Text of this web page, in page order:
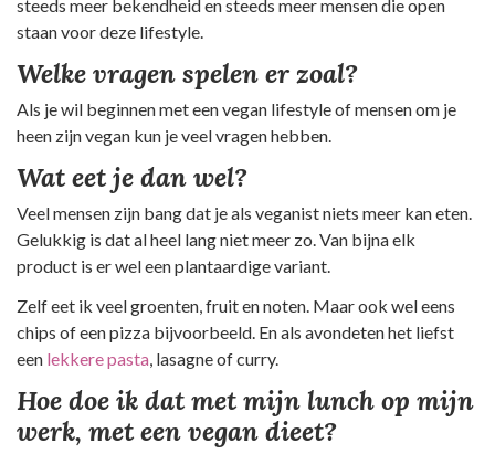
steeds meer bekendheid en steeds meer mensen die open
staan voor deze lifestyle.
Welke vragen spelen er zoal?
Als je wil beginnen met een vegan lifestyle of mensen om je
heen zijn vegan kun je veel vragen hebben.
Wat eet je dan wel?
Veel mensen zijn bang dat je als veganist niets meer kan eten.
Gelukkig is dat al heel lang niet meer zo. Van bijna elk
product is er wel een plantaardige variant.
Zelf eet ik veel groenten, fruit en noten. Maar ook wel eens
chips of een pizza bijvoorbeeld. En als avondeten het liefst
een lekkere pasta , lasagne of curry.
Hoe doe ik dat met mijn lunch op mijn
werk, met een vegan dieet?